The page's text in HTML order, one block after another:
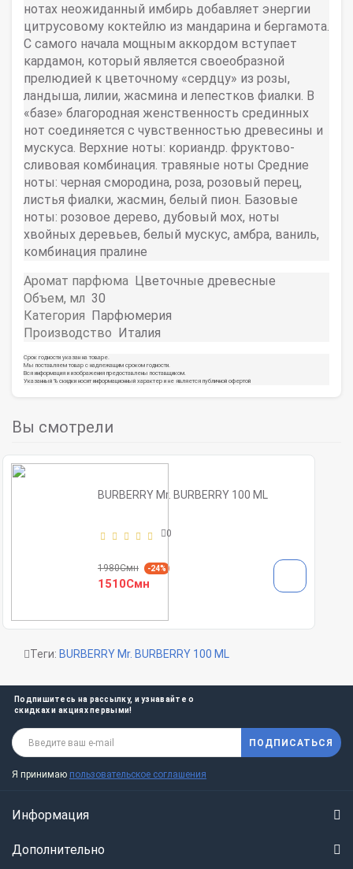
нотах неожиданный имбирь добавляет энергии
цитрусовому коктейлю из мандарина и бергамота.
С самого начала мощным аккордом вступает
кардамон, который является своеобразной
прелюдией к цветочному «сердцу» из розы,
ландыша, лилии, жасмина и лепестков фиалки. В
«базе» благородная женственность срединных
нот соединяется с чувственностью древесины и
мускуса. Верхние ноты: кориандр. фруктово-
сливовая комбинация. травяные ноты Средние
ноты: черная смородина, роза, розовый перец,
листья фиалки, жасмин, белый пион. Базовые
ноты: розовое дерево, дубовый мох, ноты
хвойных деревьев, белый мускус, амбра, ваниль,
комбинация пралине
Аромат парфюма Цветочные древесные
Объем, мл 30
Категория Парфюмерия
Производство Италия
Срок годности указан на товаре.
Мы поставляем товар с надлежащим сроком годности.
Вся информация и изображения предоставлены поставщиком.
Указанный % скидки носит информационный характер и не является публичной офертой
Вы смотрели
BURBERRY Mr. BURBERRY 100 ML
0
1980Смн -24%
1510Смн
Теги: BURBERRY Mr. BURBERRY 100 ML
Подпишитесь на рассылку, и узнавайте о
скидках и акциях первыми!
ПОДПИСАТЬСЯ
Я принимаю пользовательское соглашения
Информация
Дополнительно